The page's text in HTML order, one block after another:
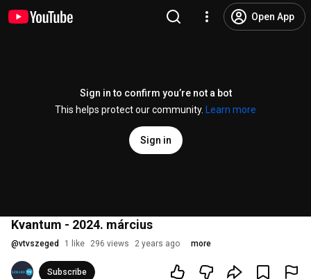
Open App
Sign in to confirm you’re not a bot
This helps protect our community.
Learn more
Sign in
Kvantum - 2024. március
@vtvszeged 1 like 296 views 2 years ago more
Subscribe